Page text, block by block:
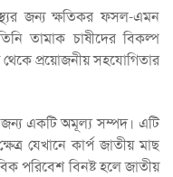
জন্য ক্ষতিকর ফসল-এমন
তামাক চাষীদের বিকল্প
থেকে প্রয়োজনীয় সহযোগিতার
একটি অমূল্য সম্পদ। এটি
যেখানে কার্প জাতীয় মাছ
পরিবেশ বিনষ্ট হলে জাতীয়